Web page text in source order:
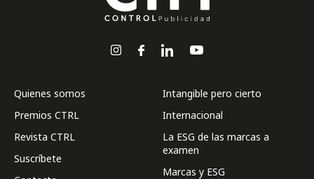
Quienes somos
Premios CTRL
Revista CTRL
Suscríbete
Intangible pero cierto
Internacional
La ESG de las marcas a
examen
Marcas y ESG